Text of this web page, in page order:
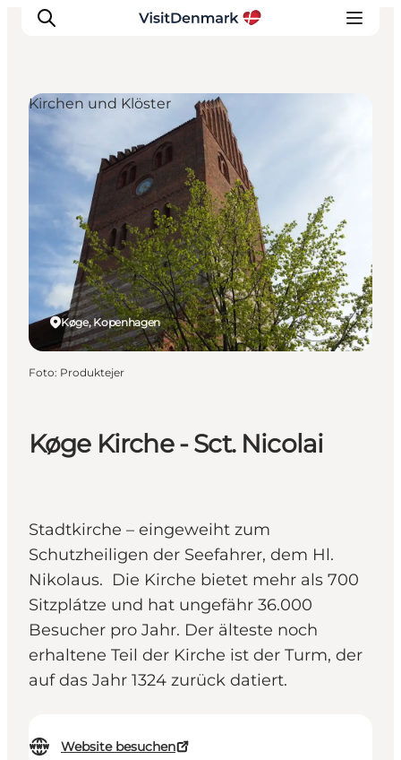
Inspiration
Regionen
Erlebnisse
Unterkünfte
Reiseplanung
Køge Kirche - Sct. Nicolai
Stadtkirche – eingeweiht zum
Schutzheiligen der Seefahrer, dem Hl.
Nikolaus. Die Kirche bietet mehr als 700
Sitzplátze und hat ungefähr 36.000
Besucher pro Jahr. Der älteste noch
erhaltene Teil der Kirche ist der Turm, der
auf das Jahr 1324 zurück datiert.
Website besuchen
Køge, Kopenhagen
Kirchen und Klöster
Foto: Produktejer